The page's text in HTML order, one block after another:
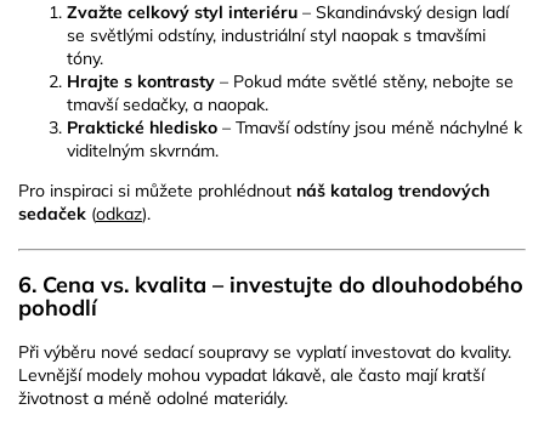
Zvažte celkový styl interiéru – Skandinávský design ladí
se světlými odstíny, industriální styl naopak s tmavšími
tóny.
Hrajte s kontrasty – Pokud máte světlé stěny, nebojte se
tmavší sedačky, a naopak.
Praktické hledisko – Tmavší odstíny jsou méně náchylné k
viditelným skvrnám.
Pro inspiraci si můžete prohlédnout náš katalog trendových
sedaček (odkaz).
6. Cena vs. kvalita – investujte do dlouhodobého
pohodlí
Při výběru nové sedací soupravy se vyplatí investovat do kvality.
Levnější modely mohou vypadat lákavě, ale často mají kratší
životnost a méně odolné materiály.